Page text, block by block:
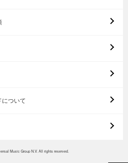
について
Music Group N.V. All rights reserved.